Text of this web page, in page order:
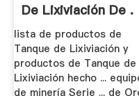
De Lixiviación De .
lista de productos de
Tanque de Lixiviación y
productos de Tanque de
Lixiviación hecho ...
de minería Serie ... de